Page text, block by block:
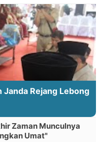
Janda Rejang Lebong
Zaman Munculnya
Umat"